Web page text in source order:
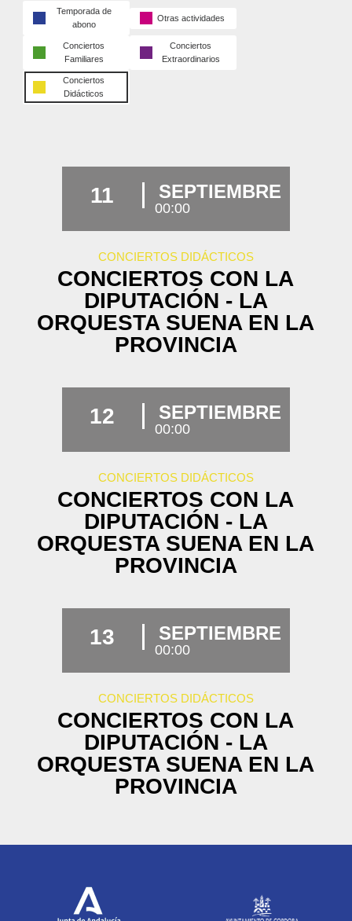
Temporada de
abono
Otras actividades
Conciertos
Familiares
Conciertos
Extraordinarios
Conciertos
Didácticos
11 SEPTIEMBRE
00:00
CONCIERTOS DIDÁCTICOS
CONCIERTOS CON LA
DIPUTACIÓN - LA
ORQUESTA SUENA EN LA
PROVINCIA
12 SEPTIEMBRE
00:00
CONCIERTOS DIDÁCTICOS
CONCIERTOS CON LA
DIPUTACIÓN - LA
ORQUESTA SUENA EN LA
PROVINCIA
13 SEPTIEMBRE
00:00
CONCIERTOS DIDÁCTICOS
CONCIERTOS CON LA
DIPUTACIÓN - LA
ORQUESTA SUENA EN LA
PROVINCIA